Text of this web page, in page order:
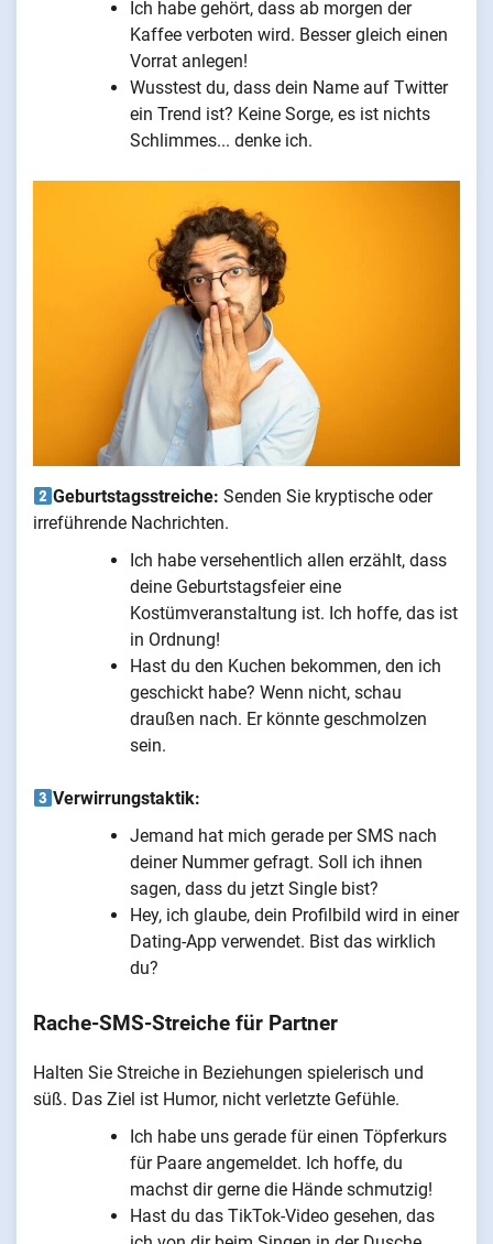
Ich habe gehört, dass ab morgen der
Kaffee verboten wird. Besser gleich einen
Vorrat anlegen!
Wusstest du, dass dein Name auf Twitter
ein Trend ist? Keine Sorge, es ist nichts
Schlimmes... denke ich.
Geburtstagsstreiche: Senden Sie kryptische oder
irreführende Nachrichten.
Ich habe versehentlich allen erzählt, dass
deine Geburtstagsfeier eine
Kostümveranstaltung ist. Ich hoffe, das ist
in Ordnung!
Hast du den Kuchen bekommen, den ich
geschickt habe? Wenn nicht, schau
draußen nach. Er könnte geschmolzen
sein.
Verwirrungstaktik:
Jemand hat mich gerade per SMS nach
deiner Nummer gefragt. Soll ich ihnen
sagen, dass du jetzt Single bist?
Hey, ich glaube, dein Profilbild wird in einer
Dating-App verwendet. Bist das wirklich
du?
Rache-SMS-Streiche für Partner
Halten Sie Streiche in Beziehungen spielerisch und
süß. Das Ziel ist Humor, nicht verletzte Gefühle.
Ich habe uns gerade für einen Töpferkurs
für Paare angemeldet. Ich hoffe, du
machst dir gerne die Hände schmutzig!
Hast du das TikTok-Video gesehen, das